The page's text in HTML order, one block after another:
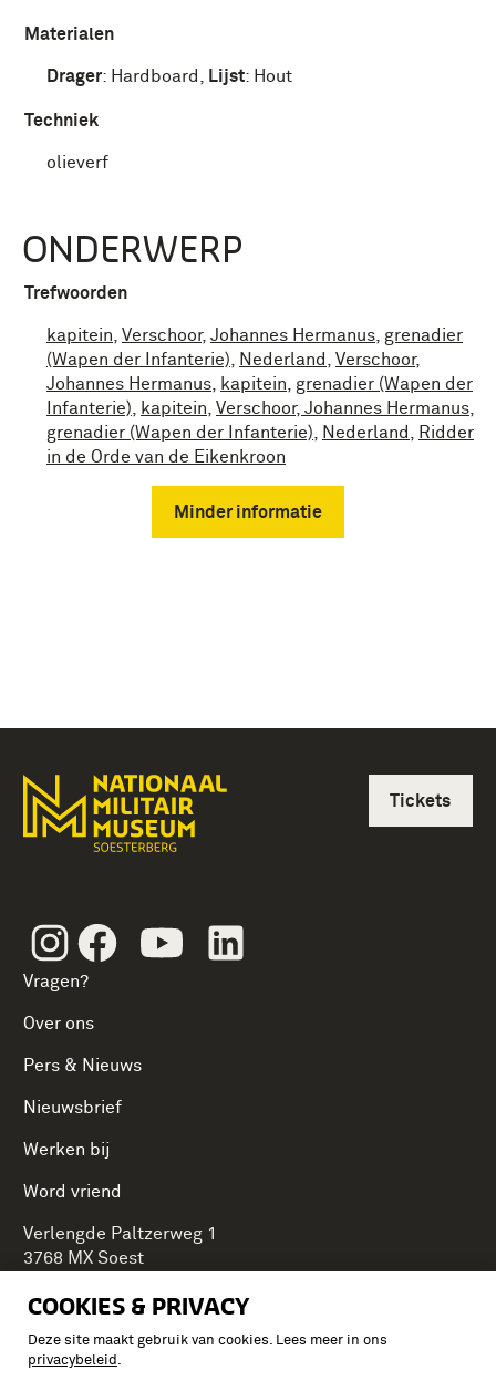
COOKIES & PRIVACY
Deze site maakt gebruik van cookies. Lees meer in ons
privacybeleid .
Materialen
Drager: Hardboard Lijst: Hout
Techniek
olieverf
ONDERWERP
Trefwoorden
kapitein Verschoor, Johannes Hermanus grenadier
(Wapen der Infanterie)
Nederland
Verschoor,
Johannes Hermanus
kapitein
grenadier (Wapen der
Infanterie)
kapitein Verschoor, Johannes Hermanus
grenadier (Wapen der Infanterie)
Nederland
Ridder
in de Orde van de Eikenkroon
Minder informatie
InstagramFacebookYoutube
Vragen?
Over ons
Pers & Nieuws
Nieuwsbrief
Werken bij
Word vriend
Tickets
Verlengde Paltzerweg 1
3768 MX Soest
Onderdeel van Stichting Koninklijke Defensiemusea,